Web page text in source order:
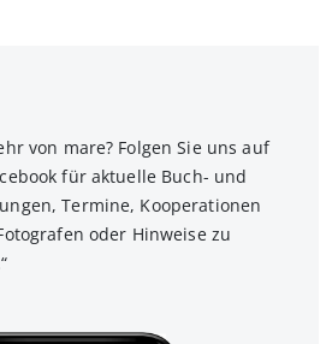
von mare? Folgen Sie uns auf
für aktuelle Buch- und
Termine, Kooperationen
oder Hinweise zu